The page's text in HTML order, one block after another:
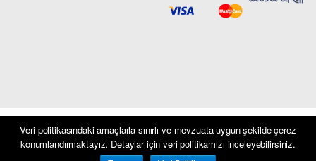
Tıp ve Sağlık
Ulaşım ve Haberleşme
Veri politikasındaki amaçlarla sınırlı ve mevzuata uygun şekilde çerez
konumlandırmaktayız. Detaylar için veri politikamızı inceleyebilirsiniz.